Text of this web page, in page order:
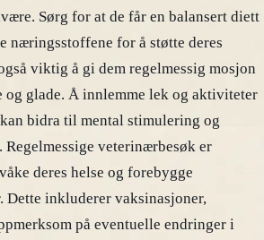
Sørg for at de får en balansert diett
næringsstoffene for å støtte deres
viktig å gi dem regelmessig mosjon
og glade. Å innlemme lek og aktiviteter
bidra til mental stimulering og
veterinærbesøk er
deres helse og forebygge
Dette inkluderer vaksinasjoner,
på eventuelle endringer i